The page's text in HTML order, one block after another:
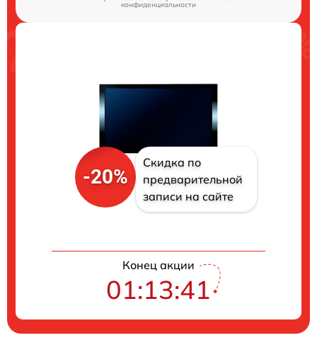
конфиденциальности
-20%
Скидка по
предварительной
записи на сайте
Конец акции
01:13:40